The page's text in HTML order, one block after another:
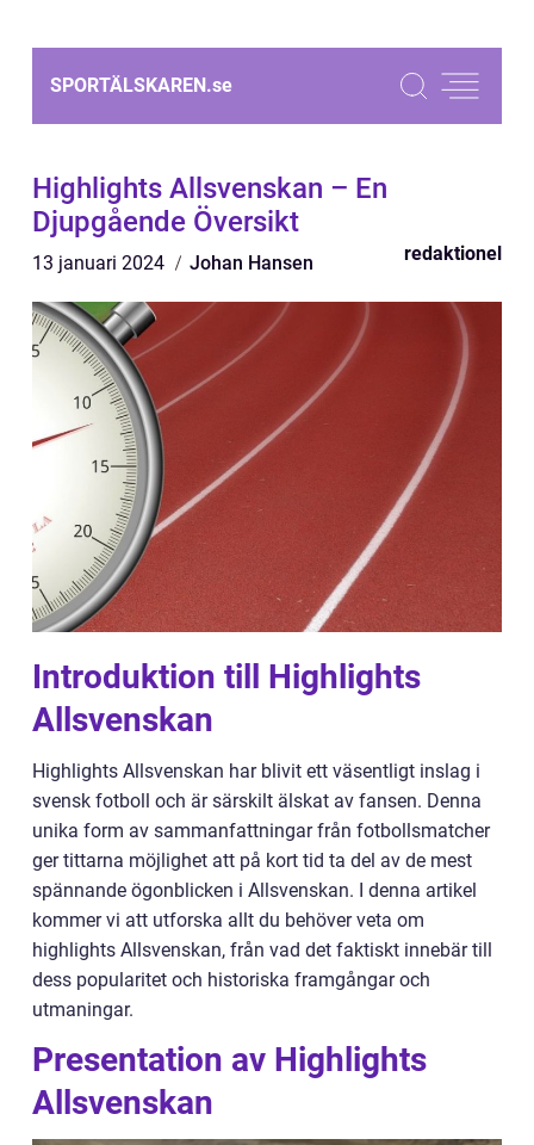
SPORTÄLSKAREN.se
Highlights Allsvenskan – En
Djupgående Översikt
13 januari 2024 Johan Hansen redaktionel
Introduktion till Highlights
Allsvenskan
Highlights Allsvenskan har blivit ett väsentligt inslag i
svensk fotboll och är särskilt älskat av fansen. Denna
unika form av sammanfattningar från fotbollsmatcher
ger tittarna möjlighet att på kort tid ta del av de mest
spännande ögonblicken i Allsvenskan. I denna artikel
kommer vi att utforska allt du behöver veta om
highlights Allsvenskan, från vad det faktiskt innebär till
dess popularitet och historiska framgångar och
utmaningar.
Presentation av Highlights
Allsvenskan